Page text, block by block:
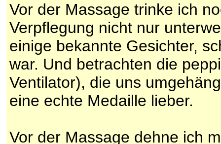
Vor der Massage trinke ich
Verpflegung nicht nur
einige bekannte Gesichter,
war. Und betrachten die
Ventilator), die uns
eine echte Medaille lieber.
Vor der Massage dehne ich